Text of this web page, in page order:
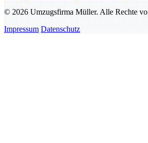
© 2026 Umzugsfirma Müller. Alle Rechte
Impressum Datenschutz